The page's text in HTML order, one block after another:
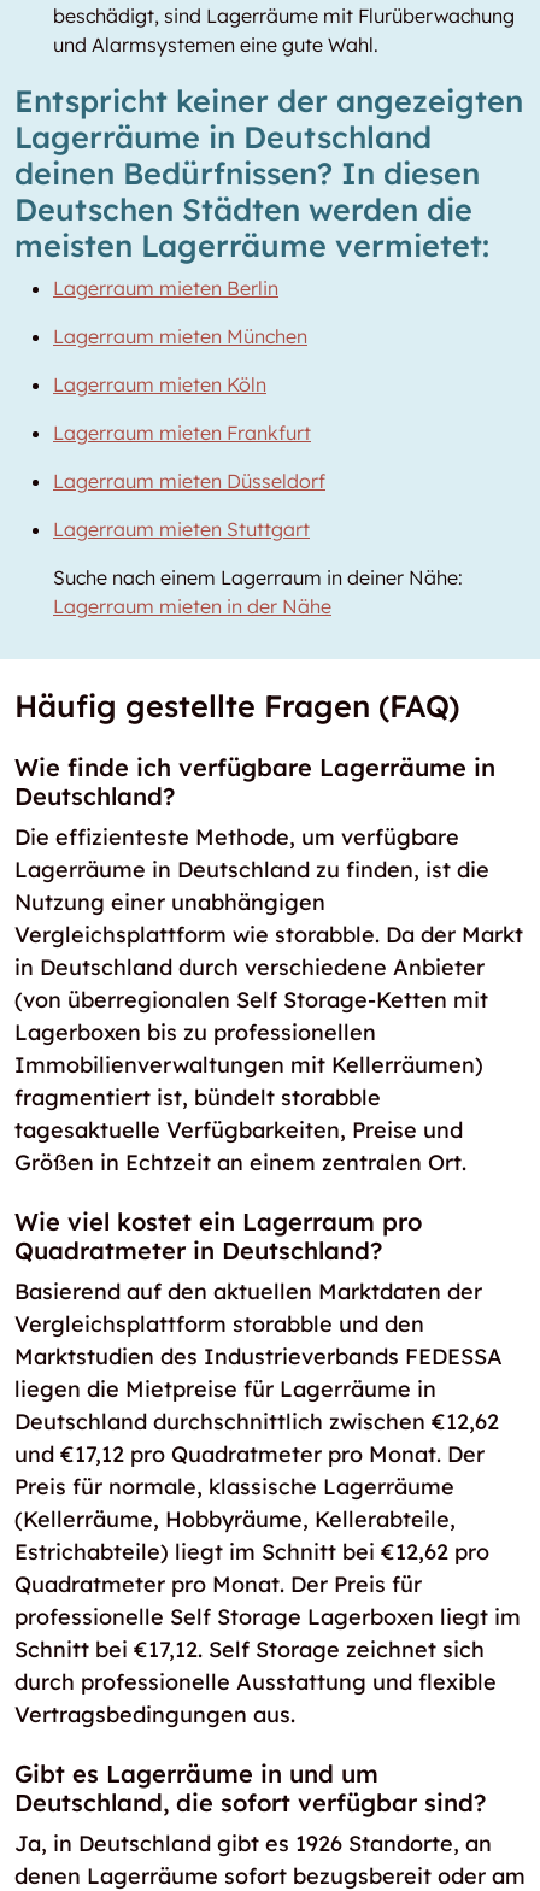
beschädigt, sind Lagerräume mit Flurüberwachung
und Alarmsystemen eine gute Wahl.
Entspricht keiner der angezeigten
Lagerräume in Deutschland
deinen Bedürfnissen? In diesen
Deutschen Städten werden die
meisten Lagerräume vermietet:
Lagerraum mieten Berlin
Lagerraum mieten München
Lagerraum mieten Köln
Lagerraum mieten Frankfurt
Lagerraum mieten Düsseldorf
Lagerraum mieten Stuttgart
Suche nach einem Lagerraum in deiner Nähe:
Lagerraum mieten in der Nähe
Häufig gestellte Fragen (FAQ)
Wie finde ich verfügbare Lagerräume in
Deutschland?
Die effizienteste Methode, um verfügbare
Lagerräume in Deutschland zu finden, ist die
Nutzung einer unabhängigen
Vergleichsplattform wie storabble. Da der Markt
in Deutschland durch verschiedene Anbieter
(von überregionalen Self Storage-Ketten mit
Lagerboxen bis zu professionellen
Immobilienverwaltungen mit Kellerräumen)
fragmentiert ist, bündelt storabble
tagesaktuelle Verfügbarkeiten, Preise und
Größen in Echtzeit an einem zentralen Ort.
Wie viel kostet ein Lagerraum pro
Quadratmeter in Deutschland?
Basierend auf den aktuellen Marktdaten der
Vergleichsplattform storabble und den
Marktstudien des Industrieverbands FEDESSA
liegen die Mietpreise für Lagerräume in
Deutschland durchschnittlich zwischen €12,62
und €17,12 pro Quadratmeter pro Monat. Der
Preis für normale, klassische Lagerräume
(Kellerräume, Hobbyräume, Kellerabteile,
Estrichabteile) liegt im Schnitt bei €12,62 pro
Quadratmeter pro Monat. Der Preis für
professionelle Self Storage Lagerboxen liegt im
Schnitt bei €17,12. Self Storage zeichnet sich
durch professionelle Ausstattung und flexible
Vertragsbedingungen aus.
Gibt es Lagerräume in und um
Deutschland, die sofort verfügbar sind?
Ja, in Deutschland gibt es 1926 Standorte, an
denen Lagerräume sofort bezugsbereit oder am